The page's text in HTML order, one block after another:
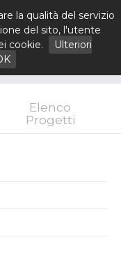
Elenco
Progetti
la qualità del servizio
del sito, l'utente
cookie.
Ulteriori